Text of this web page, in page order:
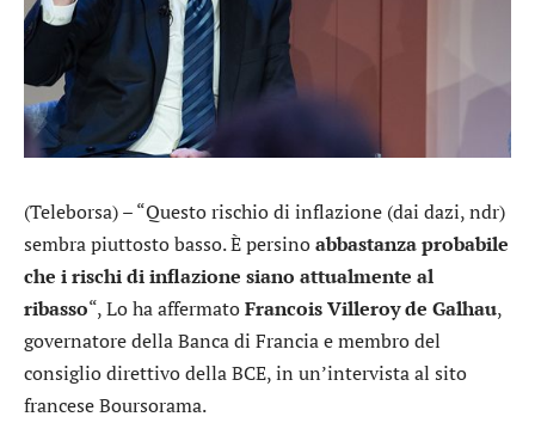
(Teleborsa) – “Questo rischio di inflazione (dai dazi, ndr)
sembra piuttosto basso. È persinoabbastanza probabile
che i rischi di inflazione siano attualmente al
ribasso“, Lo ha affermatoFrancois Villeroy de Galhau,
governatore della Banca di Francia e membro del
consiglio direttivo della BCE, in un’intervista al sito
francese Boursorama.